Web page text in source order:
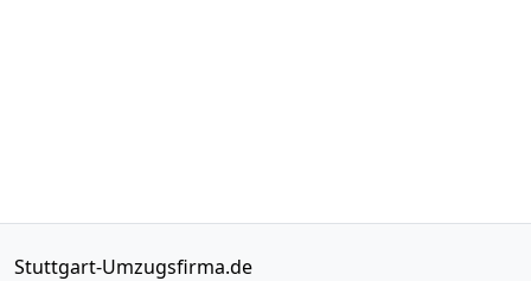
Stuttgart-Umzugsfirma.de